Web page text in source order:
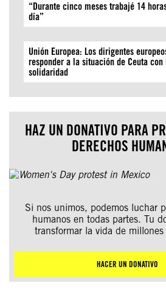
“Durante cinco meses trabajé 14
día”
Unión Europea: Los dirigentes
responder a la situación de Ceuta con
solidaridad
HAZ UN DONATIVO PARA
DERECHOS
Si nos unimos, podemos luchar
humanos en todas partes. Tu
transformar la vida de millones
HACER UN DONATIVO